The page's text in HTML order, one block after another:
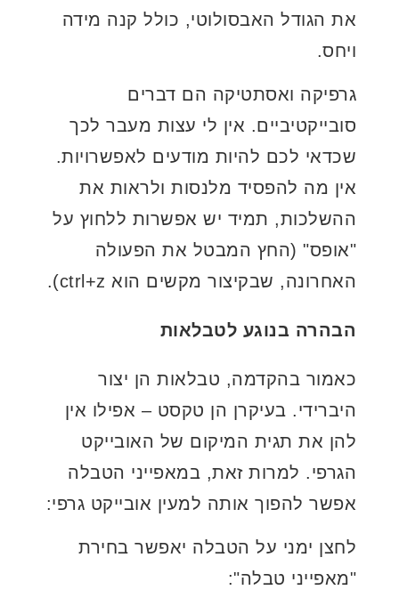
את הגודל האבסולוטי, כולל קנה מידה
ויחס.
גרפיקה ואסתטיקה הם דברים
סובייקטיביים. אין לי עצות מעבר לכך
שכדאי לכם להיות מודעים לאפשרויות.
אין מה להפסיד מלנסות ולראות את
ההשלכות, תמיד יש אפשרות ללחוץ על
"אופס" (החץ המבטל את הפעולה
האחרונה, שבקיצור מקשים הוא ctrl+z).
הבהרה בנוגע לטבלאות
כאמור בהקדמה, טבלאות הן יצור
היברידי. בעיקרן הן טקסט – אפילו אין
להן את תגית המיקום של האובייקט
הגרפי. למרות זאת, במאפייני הטבלה
אפשר להפוך אותה למעין אובייקט גרפי:
לחצן ימני על הטבלה יאפשר בחירת
"מאפייני טבלה":